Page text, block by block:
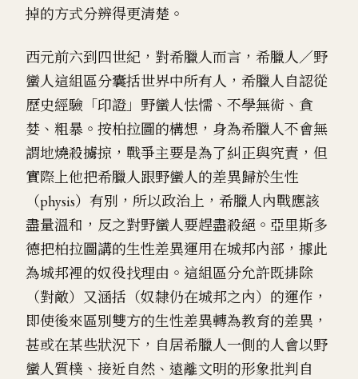
掉的方式分辨得更清楚。
西元前六到四世紀，對希臘人而言，希臘人／野
蠻人這組區分囊括世界中所有人，希臘人自認從
歷史經驗「印證」野蠻人怯懦、不學無術、貪
婪、粗暴。按柏拉圖的構想，身為希臘人不會無
謂地燒殺擄掠，戰爭主要是為了糾正與究責，但
實際上他把希臘人跟野蠻人的差異歸於生性
（physis）有別，所以政治上，希臘人內戰應該
盡量溫和，反之對野蠻人要趕盡殺絕。亞里斯多
德把柏拉圖講的生性差異運用在城邦內部，據此
為城邦裡的奴役找理由。這組區分允許既排除
（對敵）又涵括（奴隸仍在城邦之內）的運作，
即使後來區別雙方的生性差異轉為教育的差異，
甚或在某些狀況下，自居希臘人一側的人會以野
蠻人質樸、接近自然、遠離文明的形象批判自